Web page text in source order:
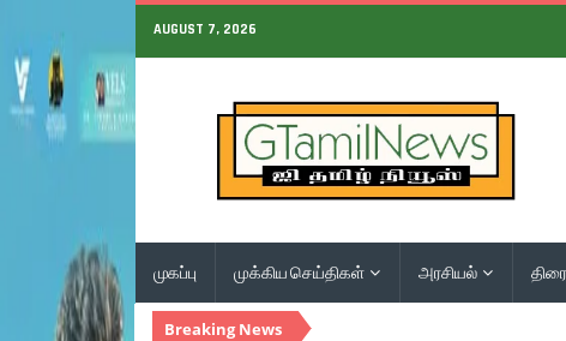
AUGUST 7, 2026
முகப்பு முக்கிய செய்திகள் அரசியல்
Breaking News